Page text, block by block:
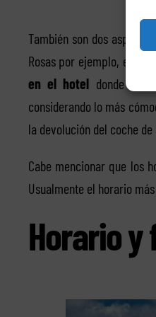
También son dos
Rosas por ejemplo, esta
en el hotel donde te
considerando lo más
la devolución del coche
Cabe mencionar que los
Usualmente el horario
Horario y